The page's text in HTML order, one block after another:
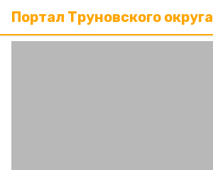
Портал Труновского округа